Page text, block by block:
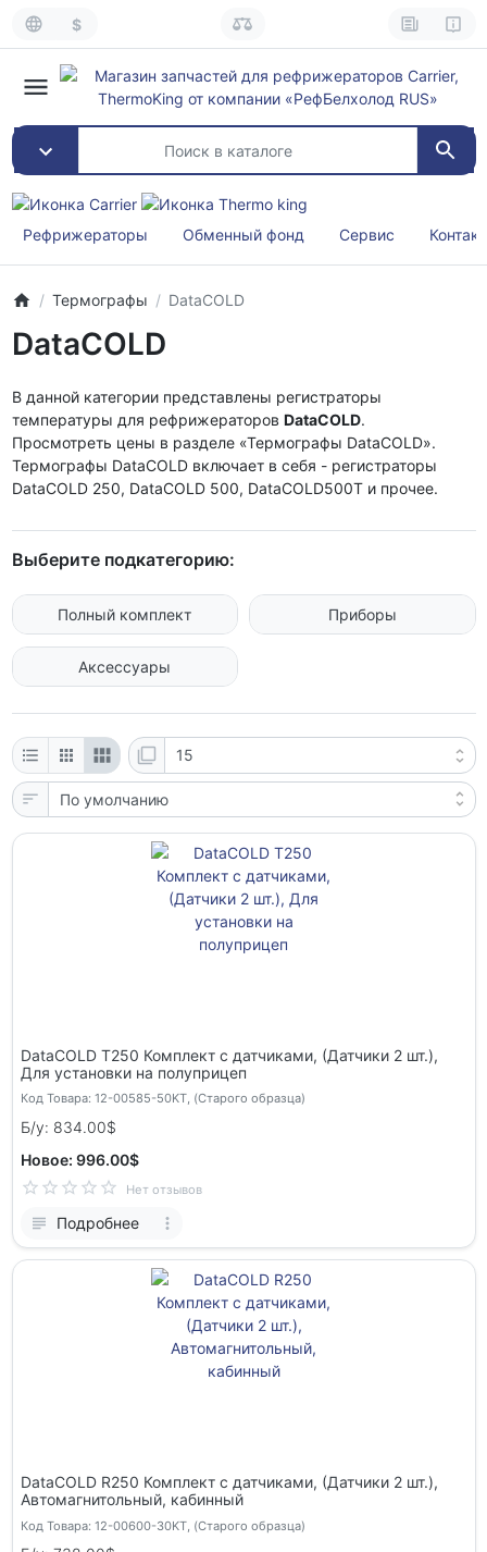
$
Рефрижераторы Обменный фонд Сервис
Термографы DataCOLD
DataCOLD
В данной категории представлены регистраторы
температуры для рефрижераторов DataCOLD.
Просмотреть цены в разделе «Термографы DataCOLD».
Термографы DataCOLD включает в себя - регистраторы
DataCOLD 250, DataCOLD 500, DataCOLD500T и прочее.
Выберите подкатегорию:
Полный комплект Приборы
Аксессуары
DataCOLD Т250 Комплект с датчиками, (Датчики 2 шт.),
Для установки на полуприцеп
Код Товара: 12-00585-50KT, (Старого образца)
Б/у: 834.00$
Новое: 996.00$
Нет отзывов
Подробнее
DataCOLD R250 Комплект с датчиками, (Датчики 2 шт.),
Автомагнитольный, кабинный
Код Товара: 12-00600-30KT, (Старого образца)